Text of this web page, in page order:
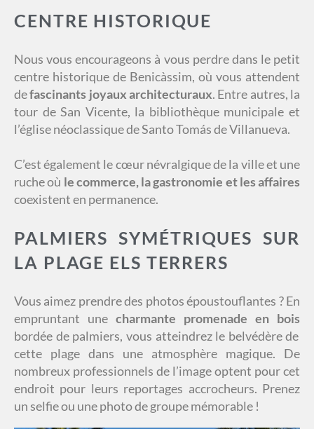
CENTRE HISTORIQUE
Nous vous encourageons à vous perdre dans le petit
centre historique de Benicàssim, où vous attendent
defascinants joyaux architecturaux. Entre autres, la
tour de San Vicente, la bibliothèque municipale et
l’église néoclassique de Santo Tomás de Villanueva.
C’est également le cœur névralgique de la ville et une
ruche où le commerce, la gastronomie et les affaires
coexistent en permanence.
PALMIERS SYMÉTRIQUES SUR
LA PLAGE ELS TERRERS
Vous aimez prendre des photos époustouflantes ? En
empruntant une charmante promenade en bois
bordée de palmiers, vous atteindrez le belvédère de
cette plage dans une atmosphère magique. De
nombreux professionnels de l’image optent pour cet
endroit pour leurs reportages accrocheurs. Prenez
un selfie ou une photo de groupe mémorable !